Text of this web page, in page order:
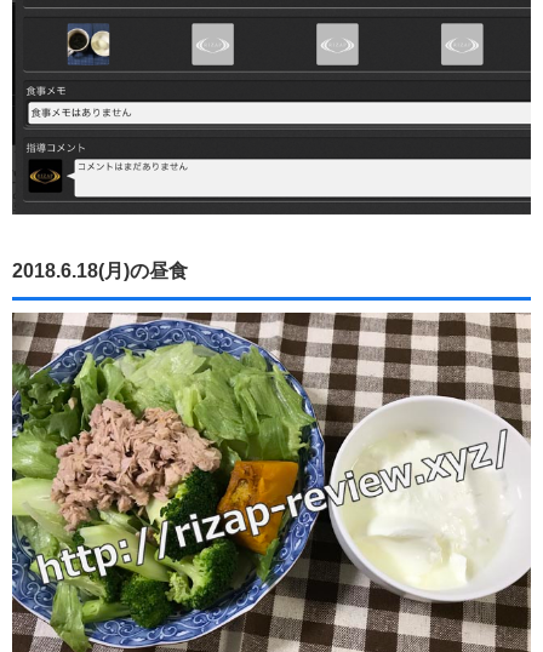
2018.6.18(月)の昼食